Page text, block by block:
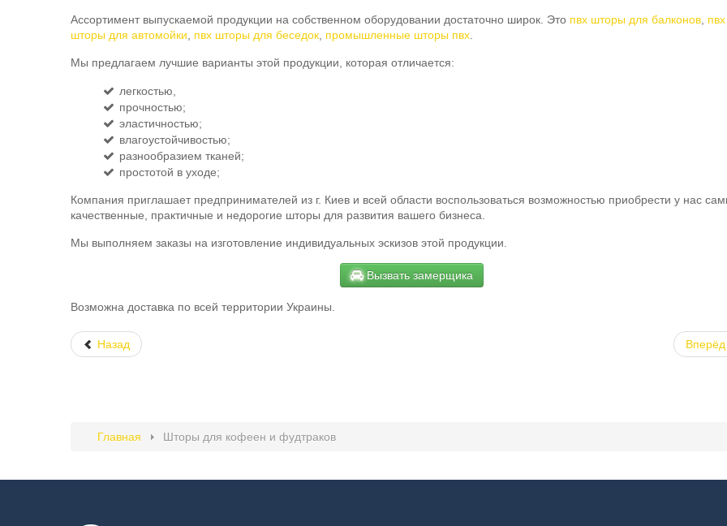
Ассортимент выпускаемой продукции на собственном оборудовании достаточно широк. Это пвх шторы для балконов, пвх
шторы для автомойки, пвх шторы для беседок, промышленные шторы пвх.
Мы предлагаем лучшие варианты этой продукции, которая отличается:
легкостью,
прочностью;
эластичностью;
влагоустойчивостью;
разнообразием тканей;
простотой в уходе;
Компания приглашает предпринимателей из г. Киев и всей области воспользоваться возможностью приобрести у нас
качественные, практичные и недорогие шторы для развития вашего бизнеса.
Мы выполняем заказы на изготовление индивидуальных эскизов этой продукции.
Вызвать замерщика
Возможна доставка по всей территории Украины.
Назад Вперёд
Главная Шторы для кофеен и фудтраков